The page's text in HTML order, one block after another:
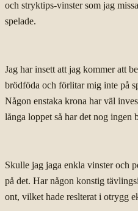
och stryktips-vinster som jag
spelade.
Jag har insett att jag kommer att
brödföda och förlitar mig inte på
Någon enstaka krona har väl
långa loppet så har det nog ingen
Skulle jag jaga enkla vinster och
på det. Har någon konstig
ont, vilket hade reslterat i otrygg